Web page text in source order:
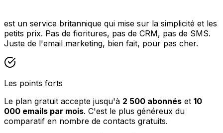
est un service britannique qui mise sur la simplicité et les
petits prix. Pas de fioritures, pas de CRM, pas de SMS.
Juste de l'email marketing, bien fait, pour pas cher.
Les points forts
Le plan gratuit accepte jusqu'à 2 500 abonnés et 10
000 emails par mois. C'est le plus généreux du
comparatif en nombre de contacts gratuits.